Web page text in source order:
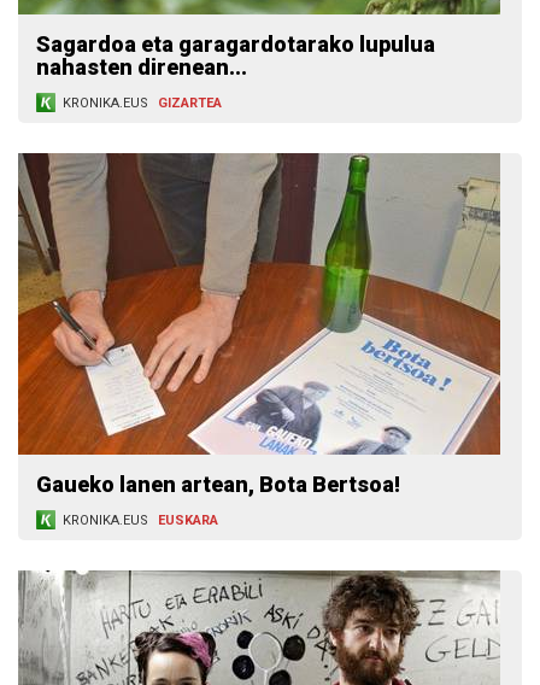
Sagardoa eta garagardotarako lupulua
nahasten direnean...
KRONIKA.EUS GIZARTEA
Gaueko lanen artean, Bota Bertsoa!
KRONIKA.EUS EUSKARA